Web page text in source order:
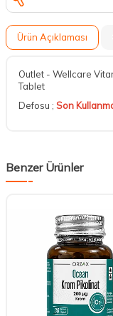
Ürün Açıklaması
Outlet - Wellcare
Tablet
Defosu ; Son
Benzer Ürünler